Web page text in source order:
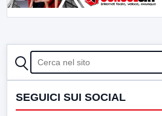
CERCA
SEGUICI SUI SOCIAL